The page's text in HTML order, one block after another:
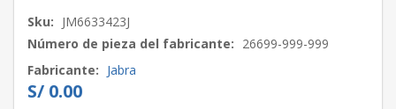
Sku: JM6633423J
Número de pieza del fabricante: 26699-999-999
Fabricante: Jabra
S/ 0.00